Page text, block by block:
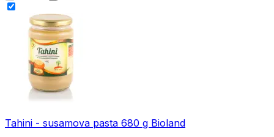
Tahini - susamova pasta 680 g Bioland